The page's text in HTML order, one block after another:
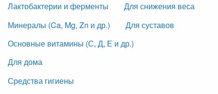
Лактобактерии и ферменты
Для снижения веса
Минералы (Ca, Mg, Zn и др.)
Для суставов
Основные витамины (С, Д, Е и др.)
Для дома
Средства гигиены